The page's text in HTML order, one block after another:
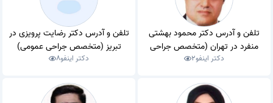
تلفن و آدرس دکتر محمود بهشتی
منفرد در تهران (متخصص جراحی
عمومی)
دکتر اینفو2
تلفن و آدرس دکتر رضایت پرویزی در
تبریز (متخصص جراحی عمومی)
دکتر اینفو8